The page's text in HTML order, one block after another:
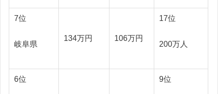
7位
岐阜県
134万円 106万円
17位
200万人
6位 9位